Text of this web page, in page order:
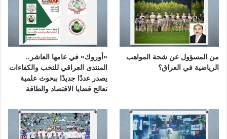
من المسؤول عن شحة المواهب
الرياضية في العراق؟
«أوروك» في عامها العاشر..
المنتدى العراقي للنخب والكفاءات
يصدر عددًا جديدًا ببحوث علمية
تعالج قضايا الاقتصاد والطاقة